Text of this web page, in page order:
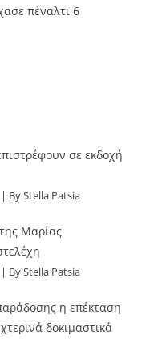
πέναλτι 6
σε εκδοχή
By Stella Patsia
Μαρίας
By Stella Patsia
η επέκταση
δοκιμαστικά